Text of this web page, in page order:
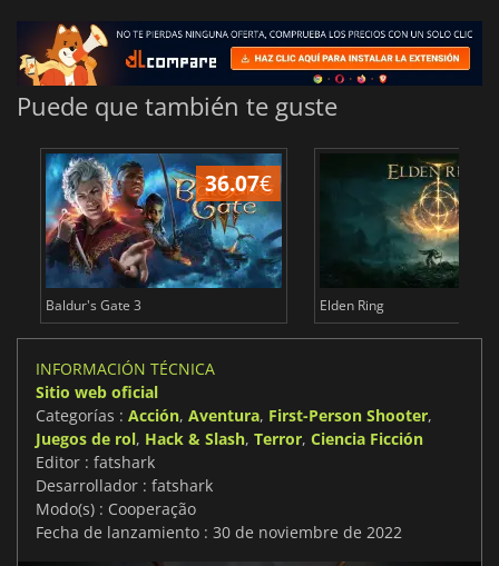
Puede que también te guste
36.07€
Baldur's Gate 3 Elden Ring
INFORMACIÓN TÉCNICA
Sitio web oficial
Categorías : Acción, Aventura, First-Person Shooter,
Juegos de rol, Hack & Slash, Terror, Ciencia Ficción
Editor : fatshark
Desarrollador : fatshark
Modo(s) : Cooperação
Fecha de lanzamiento : 30 de noviembre de 2022